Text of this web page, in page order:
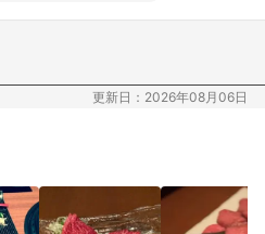
更新日：2026年08月06日